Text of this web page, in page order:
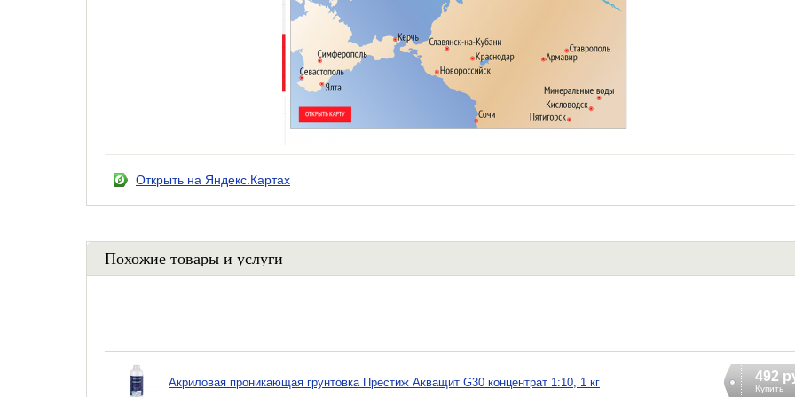
Открыть на Яндекс.Картах
Похожие товары и услуги
Акриловая проникающая грунтовка Престиж Акващит G30 концентрат 1:10, 1 кг 492
Купить